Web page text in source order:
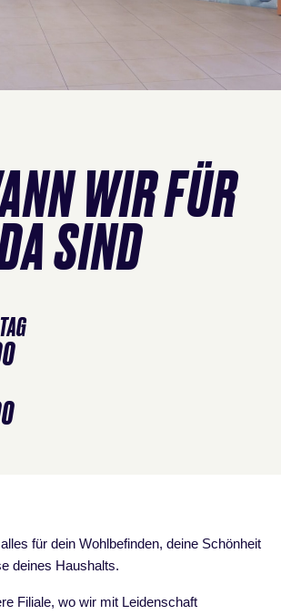
WIR FÜR
SIND
für dein Wohlbefinden, deine Schönheit
deines Haushalts.
Filiale, wo wir mit Leidenschaft